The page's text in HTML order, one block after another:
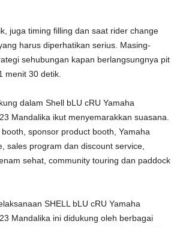
juga timing filling dan saat rider change
harus diperhatikan serius. Masing-
sehubungan kapan berlangsungnya pit
menit 30 detik.
dalam Shell bLU cRU Yamaha
Mandalika ikut menyemarakkan suasana.
sponsor product booth, Yamaha
sales program dan discount service,
sehat, community touring dan paddock
SHELL bLU cRU Yamaha
Mandalika ini didukung oleh berbagai